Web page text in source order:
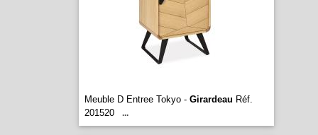
Meuble D Entree Tokyo - Girardeau Réf.
201520
...